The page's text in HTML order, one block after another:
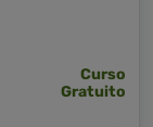
Curso
Gratuito